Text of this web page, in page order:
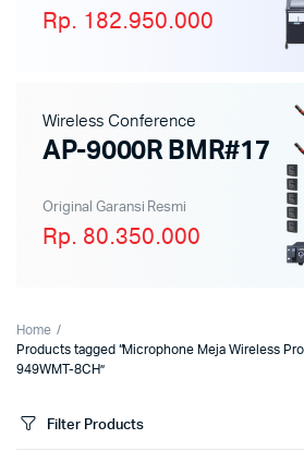
Rp. 182.950.000
Wireless Conference
AP-9000R BMR#17
Original Garansi Resmi
Rp. 80.350.000
Home
Products tagged “Microphone Meja Wireless
949WMT-8CH”
Filter Products